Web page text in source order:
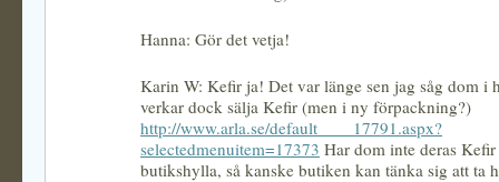
Hanna: Gör det vetja!
Karin W: Kefir ja! Det var länge sen jag såg dom i
verkar dock sälja Kefir (men i ny förpackning?)
http://www.arla.se/default____17791.aspx?
selectedmenuitem=17373 Har dom inte deras
butikshylla, så kanske butiken kan tänka sig att ta